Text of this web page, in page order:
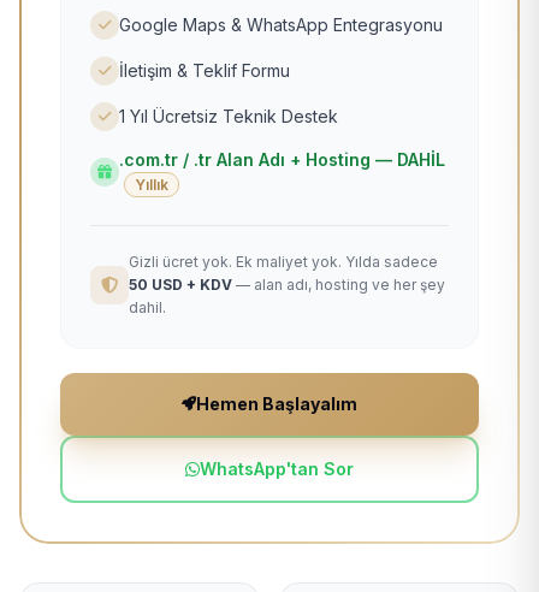
Google Maps & WhatsApp Entegrasyonu
İletişim & Teklif Formu
1 Yıl Ücretsiz Teknik Destek
.com.tr / .tr Alan Adı + Hosting — DAHİL
Yıllık
Gizli ücret yok. Ek maliyet yok. Yılda sadece
50 USD + KDV — alan adı, hosting ve her şey
dahil.
Hemen Başlayalım
WhatsApp'tan Sor